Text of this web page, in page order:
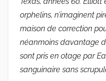
orphelins, n’imaginent
maison de correction
néanmoins davantage
sont pris en otage par
sanguinaire sans